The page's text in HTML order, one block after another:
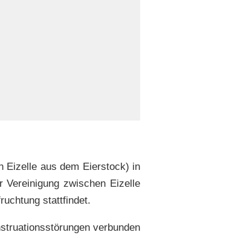
Eizelle aus dem Eierstock) in
zwischen Eizelle
stattfindet.
verbunden